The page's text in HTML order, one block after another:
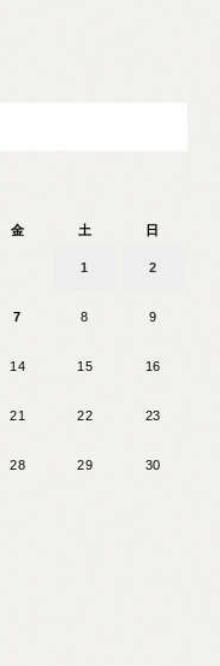
金 土 日
1 2
7 8 9
14 15 16
21 22 23
28 29 30